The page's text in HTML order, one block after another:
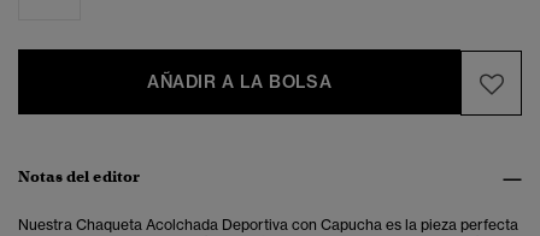
AÑADIR A LA BOLSA
Notas del editor
Nuestra Chaqueta Acolchada Deportiva con Capucha es la pieza perfecta